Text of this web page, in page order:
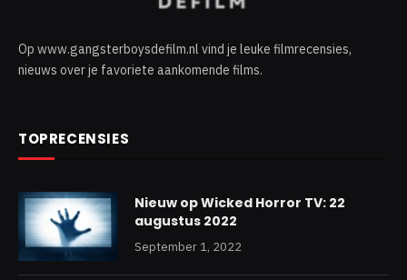
Op www.gangsterboysdefilm.nl vind je leuke filmrecensies,
nieuws over je favoriete aankomende films.
TOPRECENSIES
Nieuw op Wicked Horror TV: 22
augustus 2022
September 1, 2022